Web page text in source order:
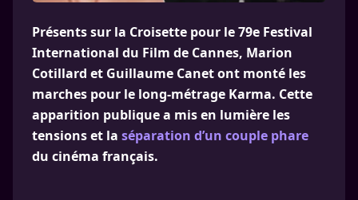
Présents sur la Croisette pour le 79e Festival
International du Film de Cannes, Marion
Cotillard et Guillaume Canet ont monté les
marches pour le long-métrage Karma. Cette
apparition publique a mis en lumière les
tensions et la séparation d’un couple phare
du cinéma français.